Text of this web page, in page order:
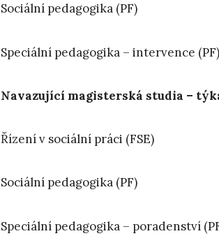
Sociální pedagogika (PF)
Speciální pedagogika – intervence (PF)
Navazující magisterská studia –
Řízení v sociální práci (FSE)
Sociální pedagogika (PF)
Speciální pedagogika – poradenství